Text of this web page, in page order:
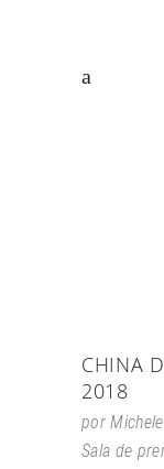
CHINA
2018
por
Sala de